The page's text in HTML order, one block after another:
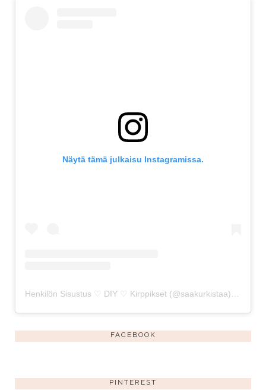
Näytä tämä julkaisu Instagramissa.
FACEBOOK
PINTEREST